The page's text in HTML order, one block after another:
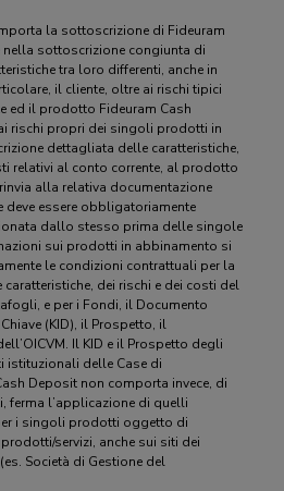
la sottoscrizione di Fideuram
nella sottoscrizione congiunta di
tra loro differenti, anche in
il cliente, oltre ai rischi tipici
ed il prodotto Fideuram Cash
rischi propri dei singoli prodotti in
dettagliata delle caratteristiche,
relativi al conto corrente, al prodotto
alla relativa documentazione
deve essere obbligatoriamente
dallo stesso prima delle singole
sui prodotti in abbinamento si
le condizioni contrattuali per la
dei rischi e dei costi del
e per i Fondi, il Documento
(KID), il Prospetto, il
Il KID e il Prospetto degli
istituzionali delle Case di
Deposit non comporta invece, di
ferma l’applicazione di quelli
i singoli prodotti oggetto di
servizi, anche sui siti dei
Società di Gestione del